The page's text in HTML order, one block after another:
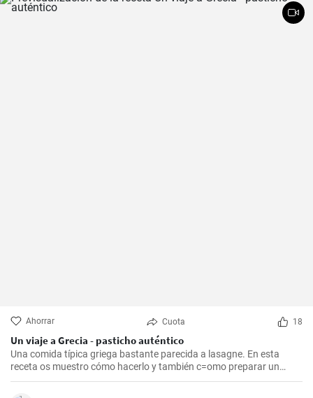
Ahorrar Cuota 18
Un viaje a Grecia - pasticho auténtico
Una comida típica griega bastante parecida a lasagne. En esta
receta os muestro cómo hacerlo y también c=omo preparar un
bechamel auténtico.